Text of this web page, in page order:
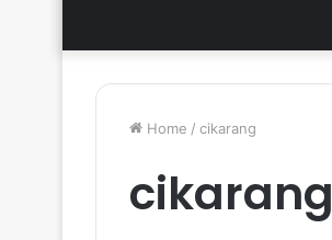
Home / cikarang
cikarang